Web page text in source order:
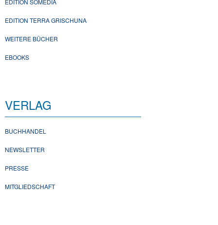
EDITION TERRA GRISCHUNA
WEITERE BÜCHER
EBOOKS
VERLAG
BUCHHANDEL
NEWSLETTER
PRESSE
MITGLIEDSCHAFT